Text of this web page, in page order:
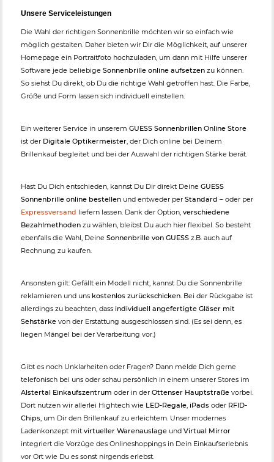
Unsere Serviceleistungen
Die Wahl der richtigen Sonnenbrille möchten wir so einfach wie
möglich gestalten. Daher bieten wir Dir die Möglichkeit, auf unserer
Homepage ein Portraitfoto hochzuladen, um dann mit Hilfe unserer
Software jede beliebige Sonnenbrille online aufsetzen zu können.
So siehst Du direkt, ob Du die richtige Wahl getroffen hast. Die Farbe,
Größe und Form lassen sich individuell einstellen.
Ein weiterer Service in unserem GUESS Sonnenbrillen Online Store
ist der Digitale Optikermeister, der Dich online bei Deinem
Brillenkauf begleitet und bei der Auswahl der richtigen Stärke berät.
Hast Du Dich entschieden, kannst Du Dir direkt Deine GUESS
Sonnenbrille online bestellen und entweder per Standard – oder per
Expressversand liefern lassen. Dank der Option, verschiedene
Bezahlmethoden zu wählen, bleibst Du auch hier flexibel. So besteht
ebenfalls die Wahl, Deine Sonnenbrille von GUESS z.B. auch auf
Rechnung zu kaufen.
Ansonsten gilt: Gefällt ein Modell nicht, kannst Du die Sonnenbrille
reklamieren und uns kostenlos zurückschicken. Bei der Rückgabe ist
allerdings zu beachten, dass individuell angefertigte Gläser mit
Sehstärke von der Erstattung ausgeschlossen sind. (Es sei denn, es
liegen Mängel bei der Verarbeitung vor.)
Gibt es noch Unklarheiten oder Fragen? Dann melde Dich gerne
telefonisch bei uns oder schau persönlich in einem unserer Stores im
Alstertal Einkaufszentrum oder in der Ottenser Hauptstraße vorbei.
Dort nutzen wir allerlei Hightech wie LED-Regale, iPads oder RFID-
Chips, um Dir den Brillenkauf zu erleichtern. Unser modernes
Ladenkonzept mit virtueller Warenauslage und Virtual Mirror
integriert die Vorzüge des Onlineshoppings in Dein Einkaufserlebnis
vor Ort wie Du es sonst nirgends erlebst.